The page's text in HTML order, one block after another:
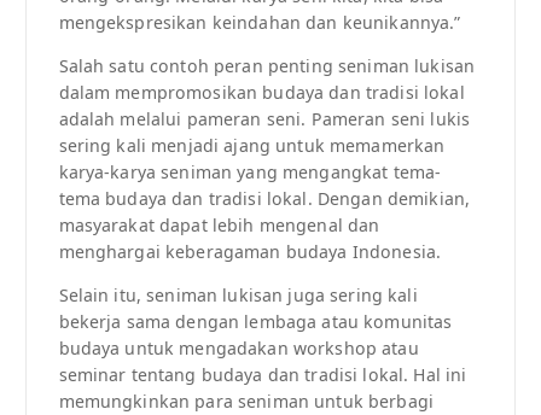
mengekspresikan keindahan dan keunikannya.”
Salah satu contoh peran penting seniman lukisan
dalam mempromosikan budaya dan tradisi lokal
adalah melalui pameran seni. Pameran seni lukis
sering kali menjadi ajang untuk memamerkan
karya-karya seniman yang mengangkat tema-
tema budaya dan tradisi lokal. Dengan demikian,
masyarakat dapat lebih mengenal dan
menghargai keberagaman budaya Indonesia.
Selain itu, seniman lukisan juga sering kali
bekerja sama dengan lembaga atau komunitas
budaya untuk mengadakan workshop atau
seminar tentang budaya dan tradisi lokal. Hal ini
memungkinkan para seniman untuk berbagi